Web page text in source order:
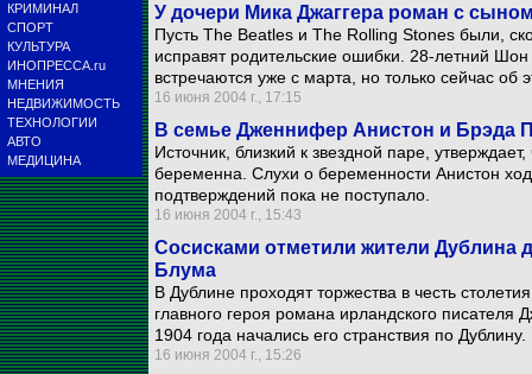
КРИМИНАЛ
СПОРТ
КУЛЬТУРА
ИНОПРЕССА.ru
МНЕНИЯ
НЕДВИЖИМОСТЬ
ТЕХНОЛОГИИ
АВТО
МЕДИЦИНА
У дочери Мика Джаггера роман с
Пусть The Beatles и The Rolling Stones были,
исправят родительские ошибки. 28-летний
встречаются уже с марта, но только сейчас об
16 июня 2004 г., 17:15
В семье Дженнифер Анистон и Брэда
Источник, близкий к звездной паре,
беременна. Слухи о беременности Анистон
подтверждений пока не поступало.
16 июня 2004 г., 15:43
Сосисками отметили жители Дублина
Блума
В Дублине проходят торжества в честь
главного героя романа ирландского
1904 года начались его странствия по Дублину.
16 июня 2004 г., 15:26